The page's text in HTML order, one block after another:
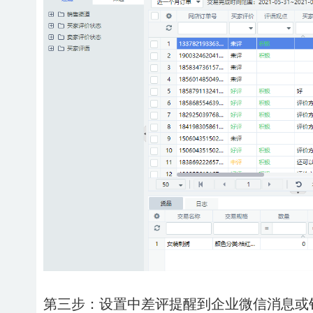
第三步：设置中差评提醒到企业微信消息或